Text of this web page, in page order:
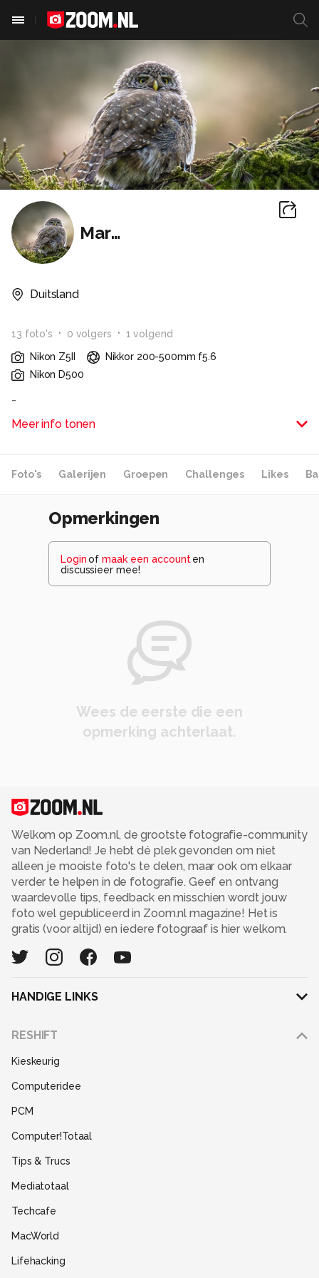
MarGra
Duitsland
13 foto's 0 volgers 1 volgend
Nikon Z5II
Nikkor 200-500mm f5.6
Nikon D500
-
Alle rechten voorbehouden
Meer info tonen
Foto's Galerijen Groepen Challenges Likes
Opmerkingen
Loginof maak een account en
discussieer mee!
Wees de eerste die een
opmerking achterlaat.
Welkom op Zoom.nl, de grootste fotografie-community
van Nederland! Je hebt dé plek gevonden om niet
alleen je mooiste foto's te delen, maar ook om elkaar
verder te helpen in de fotografie. Geef en ontvang
waardevolle tips, feedback en misschien wordt jouw
foto wel gepubliceerd in Zoom.nl magazine! Het is
gratis (voor altijd) en iedere fotograaf is hier welkom.
HANDIGE LINKS
RESHIFT
Kieskeurig
Computeridee
PCM
Computer!Totaal
Tips & Trucs
Mediatotaal
Techcafe
MacWorld
Lifehacking